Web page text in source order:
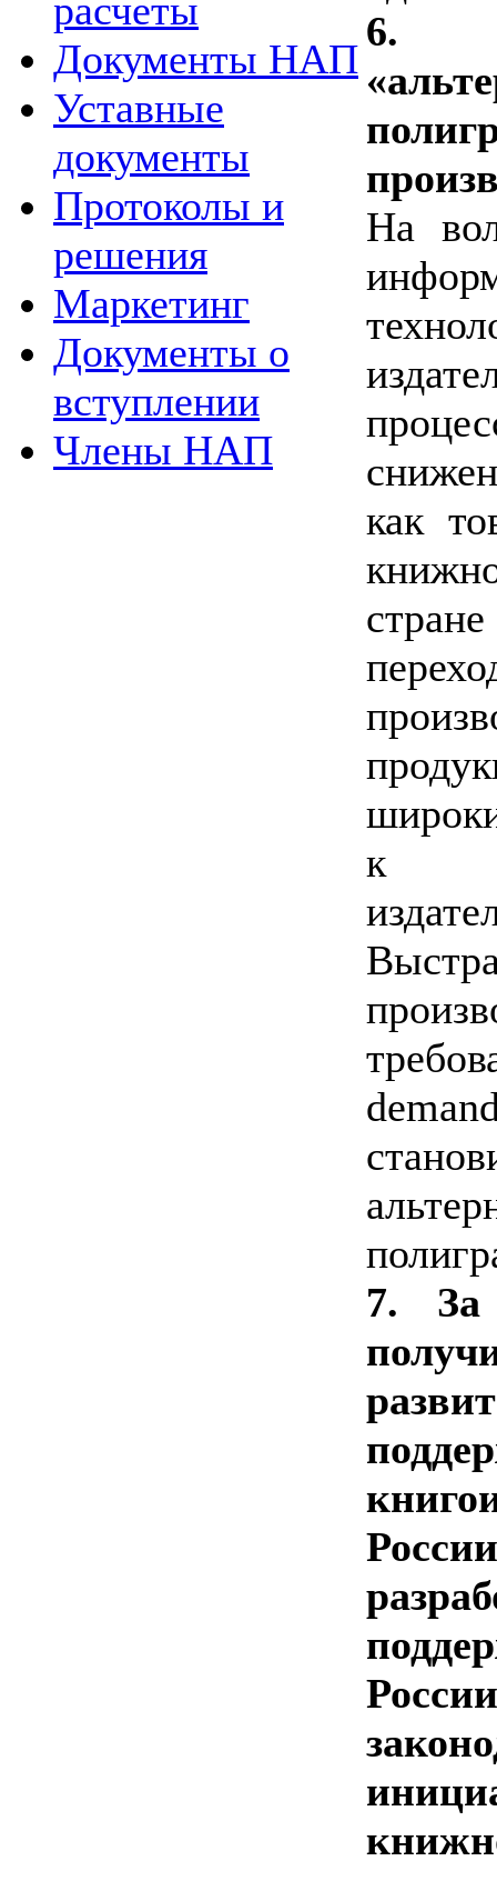
расчеты
Документы НАП
Уставные
документы
Протоколы и
решения
Маркетинг
Документы о
вступлении
Члены НАП
6.
На
как
к
7. За